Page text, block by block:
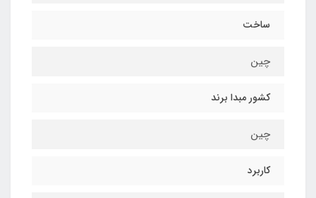
ساخت
چین
کشور مبدا برند
چین
کاربرد